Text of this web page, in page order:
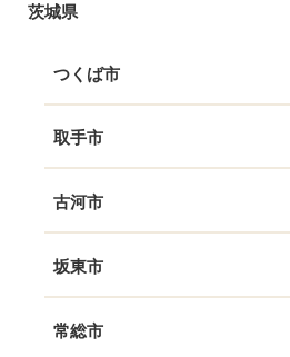
茨城県
つくば市
取手市
古河市
坂東市
常総市